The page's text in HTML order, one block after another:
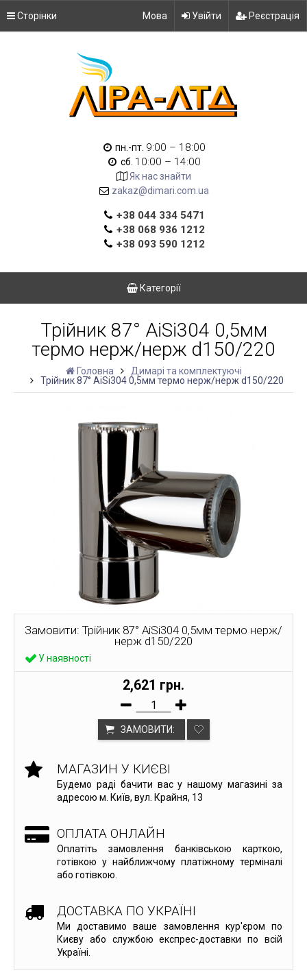
Сторінки Мова Увійти Реєстрація
пн.-пт. 9:00 – 18:00
сб. 10:00 – 14:00
Як нас знайти
zakaz@dimari.com.ua
+38 044 334 5471
+38 068 936 1212
+38 093 590 1212
Категорії
Трійник 87° AiSi304 0,5мм
термо нерж/нерж d150/220
Головна
Димарі та комплектуючі
Трійник 87° AiSi304 0,5мм термо нерж/нерж d150/220
Замовити: Трійник 87° AiSi304 0,5мм термо нерж/
нерж d150/220
У наявності
2,621 грн.
ЗАМОВИТИ:
МАГАЗИН У КИЄВІ
Будемо раді бачити вас у нашому магазині за
адресою м. Київ, вул. Крайня, 13
ОПЛАТА ОНЛАЙН
Оплатіть замовлення банківською карткою,
готівкою у найближчому платіжному терміналі
або готівкою.
ДОСТАВКА ПО УКРАЇНІ
Ми доставимо ваше замовлення кур'єром по
Києву або службою експрес-доставки по всій
Україні.